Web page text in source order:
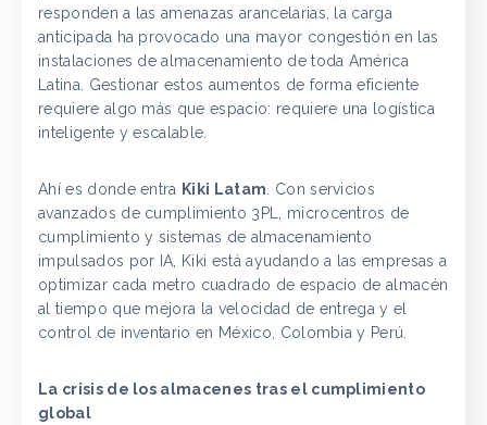
responden a las amenazas arancelarias, la carga
anticipada ha provocado una mayor congestión en las
instalaciones de almacenamiento de toda América
Latina. Gestionar estos aumentos de forma eficiente
requiere algo más que espacio: requiere una logística
inteligente y escalable.
Ahí es donde entra Kiki Latam. Con servicios
avanzados de cumplimiento 3PL, microcentros de
cumplimiento y sistemas de almacenamiento
impulsados por IA, Kiki está ayudando a las empresas a
optimizar cada metro cuadrado de espacio de almacén
al tiempo que mejora la velocidad de entrega y el
control de inventario en México, Colombia y Perú.
La crisis de los almacenes tras el cumplimiento
global